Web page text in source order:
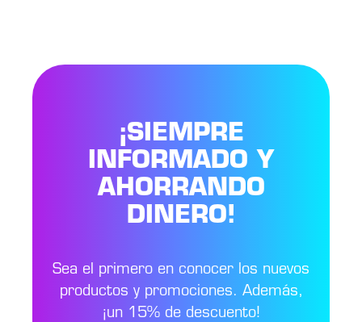
¡SIEMPRE
INFORMADO Y
AHORRANDO
DINERO!
Sea el primero en conocer los nuevos
productos y promociones. Además,
¡un 15% de descuento!